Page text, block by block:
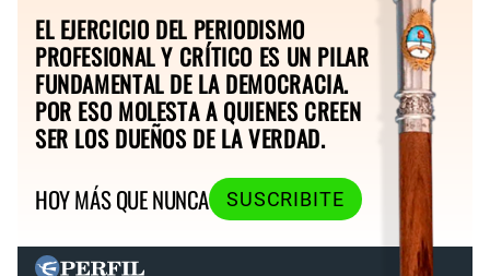
EL EJERCICIO DEL PERIODISMO
PROFESIONAL Y CRÍTICO ES UN PILAR
FUNDAMENTAL DE LA DEMOCRACIA.
POR ESO MOLESTA A QUIENES CREEN
SER LOS DUEÑOS DE LA VERDAD.
HOY MÁS QUE NUNCA
SUSCRIBITE